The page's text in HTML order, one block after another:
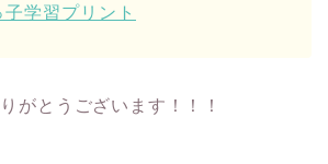
学習プリント
がとうございます！！！